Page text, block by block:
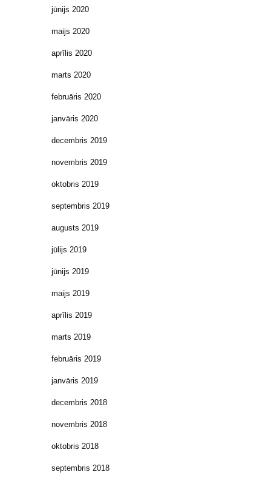
jūnijs 2020
maijs 2020
aprīlis 2020
marts 2020
februāris 2020
janvāris 2020
decembris 2019
novembris 2019
oktobris 2019
septembris 2019
augusts 2019
jūlijs 2019
jūnijs 2019
maijs 2019
aprīlis 2019
marts 2019
februāris 2019
janvāris 2019
decembris 2018
novembris 2018
oktobris 2018
septembris 2018